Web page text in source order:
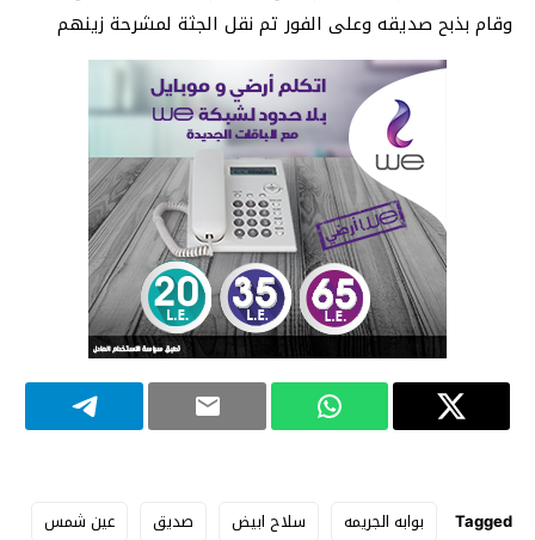
وقام بذبح صديقه وعلى الفور تم نقل الجثة لمشرحة زينهم
Tagged بوابه الجريمه سلاح ابيض صديق
عين شمس